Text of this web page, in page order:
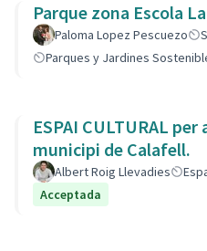
Parque zona Escola
Paloma Lopez Pescuezo
Parques y Jardines
ESPAI CULTURAL
municipi de Calafell.
Albert Roig Llevadies
Acceptada